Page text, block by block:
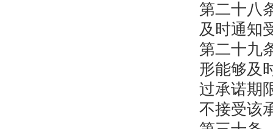
第二十八
及时通知
第二十九
形能够及
过承诺期
不接受该